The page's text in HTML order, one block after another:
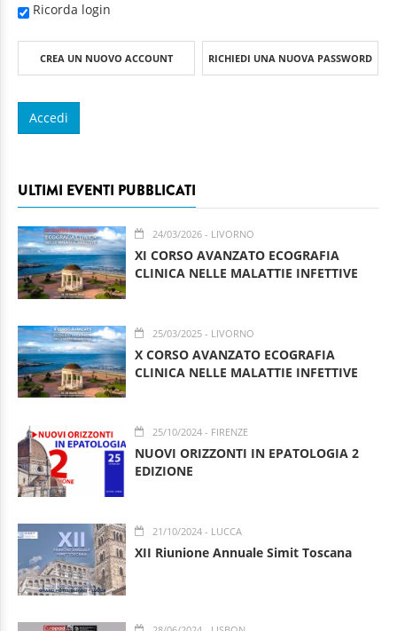
Ricorda login
CREA UN NUOVO ACCOUNT RICHIEDI UNA NUOVA PASSWORD
ULTIMI EVENTI PUBBLICATI
24/03/2026 - LIVORNO
XI CORSO AVANZATO ECOGRAFIA
CLINICA NELLE MALATTIE INFETTIVE
25/03/2025 - LIVORNO
X CORSO AVANZATO ECOGRAFIA
CLINICA NELLE MALATTIE INFETTIVE
25/10/2024 - FIRENZE
NUOVI ORIZZONTI IN EPATOLOGIA 2
EDIZIONE
21/10/2024 - LUCCA
XII Riunione Annuale Simit Toscana